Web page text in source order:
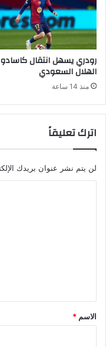
رودري يسهل انتقال
الهلال السعودي
منذ 14 ساعة
اترك تعليقاً
لن يتم نشر عنوان بريدك
*
الاسم *